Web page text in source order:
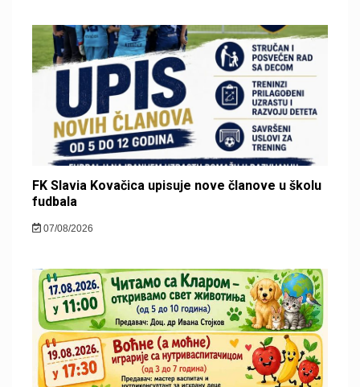
FK Slavia Kovačica upisuje nove članove u školu
fudbala
07/08/2026